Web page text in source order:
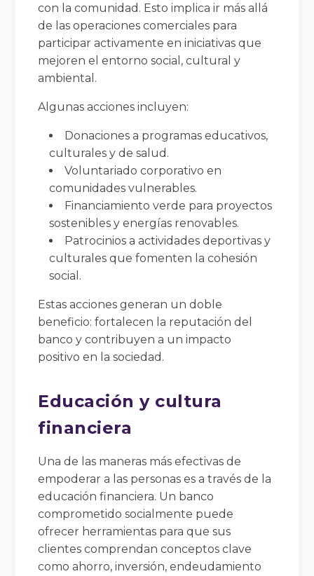
con la comunidad. Esto implica ir más allá
de las operaciones comerciales para
participar activamente en iniciativas que
mejoren el entorno social, cultural y
ambiental.
Algunas acciones incluyen:
Donaciones a programas educativos,
culturales y de salud.
Voluntariado corporativo en
comunidades vulnerables.
Financiamiento verde para proyectos
sostenibles y energías renovables.
Patrocinios a actividades deportivas y
culturales que fomenten la cohesión
social.
Estas acciones generan un doble
beneficio: fortalecen la reputación del
banco y contribuyen a un impacto
positivo en la sociedad.
Educación y cultura
financiera
Una de las maneras más efectivas de
empoderar a las personas es a través de la
educación financiera. Un banco
comprometido socialmente puede
ofrecer herramientas para que sus
clientes comprendan conceptos clave
como ahorro, inversión, endeudamiento